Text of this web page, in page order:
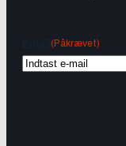
(Påkrævet)